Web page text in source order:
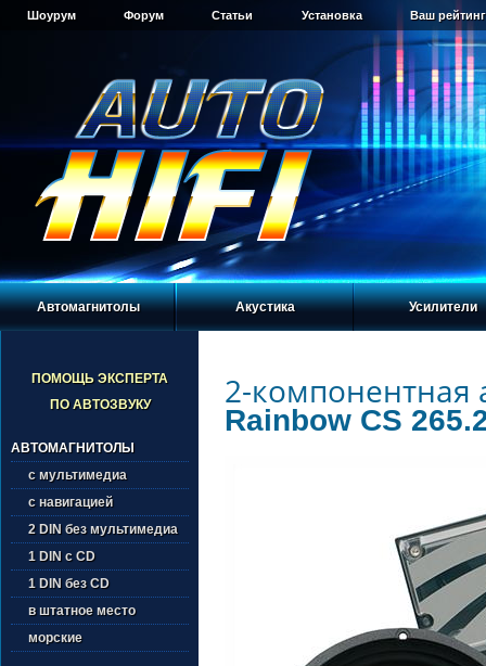
Шоурум Форум Статьи Установка Ваш
Автомагнитолы Акустика Усилители
ПОМОЩЬ ЭКСПЕРТА
ПО АВТОЗВУКУ
АВТОМАГНИТОЛЫ
с мультимедиа
с навигацией
2 DIN без мультимедиа
1 DIN с CD
1 DIN без CD
в штатное место
морские
2-компонентная
Rainbow CS